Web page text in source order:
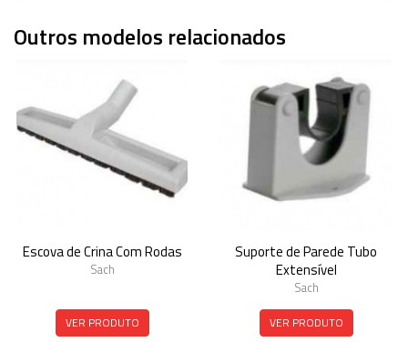
Outros modelos relacionados
Escova de Crina Com Rodas
Sach
VER PRODUTO
Suporte de Parede Tubo
Extensível
Sach
VER PRODUTO